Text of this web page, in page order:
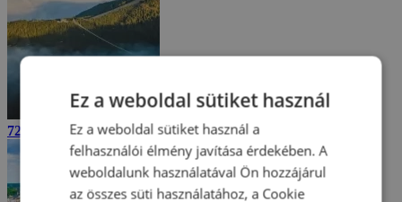
721-es függőhíd, Alsó-Morvaország
Ez a weboldal sütiket használ
Ez a weboldal sütiket használ a
felhasználói élmény javítása érdekében. A
weboldalunk használatával Ön hozzájárul
az összes süti használatához, a Cookie